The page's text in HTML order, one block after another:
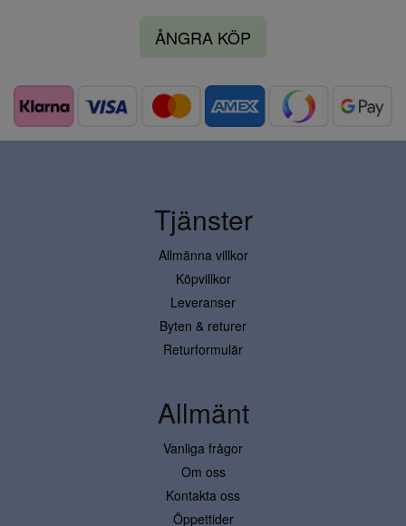
ÅNGRA KÖP
Tjänster
Allmänna villkor
Köpvillkor
Leveranser
Byten & returer
Returformulär
Allmänt
Vanliga frågor
Om oss
Kontakta oss
Öppettider